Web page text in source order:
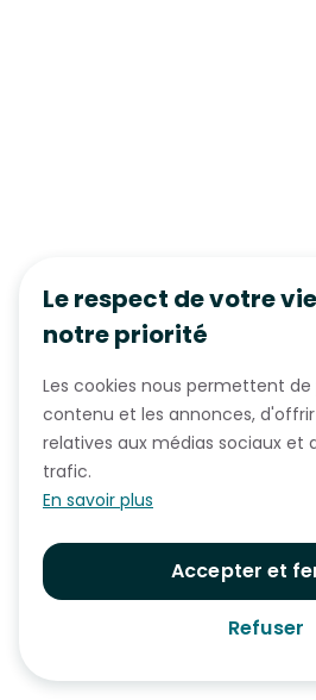
Le respect de votre
notre priorité
Les cookies nous permettent de
contenu et les annonces,
relatives aux médias sociaux et
trafic.
En savoir plus
Accepter et
Refuser